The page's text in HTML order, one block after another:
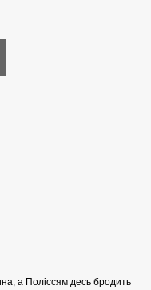
а Поліссям десь бродить